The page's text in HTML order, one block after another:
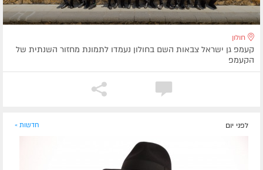
חולון
קעמפ גן ישראל צבאות השם בחולון נעמדו לתמונת מחזור השנתית של
הקעמפ
לפני יום חדשות »